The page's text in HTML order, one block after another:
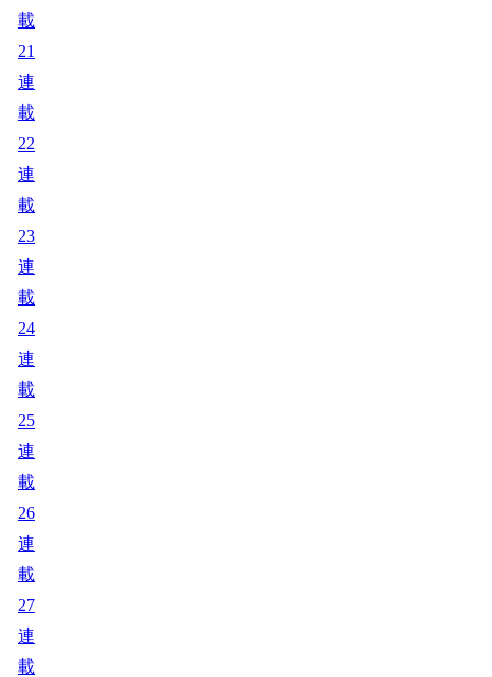
載
21
連
載
22
連
載
23
連
載
24
連
載
25
連
載
26
連
載
27
連
載